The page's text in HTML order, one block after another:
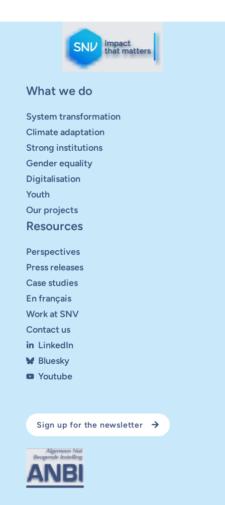
What we do
System transformation
Climate adaptation
Strong institutions
Gender equality
Digitalisation
Youth
Our projects
Resources
Perspectives
Press releases
Case studies
En français
Work at SNV
Contact us
LinkedIn
Bluesky
Youtube
Sign up for the newsletter